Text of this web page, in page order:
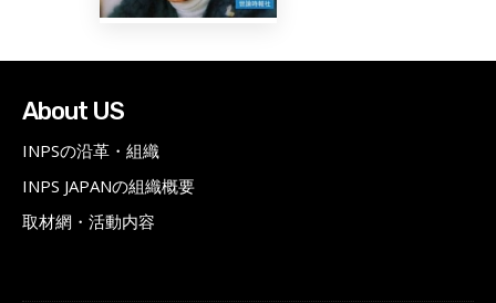
About US
INPSの沿革・組織
INPS JAPANの組織概要
取材網・活動内容